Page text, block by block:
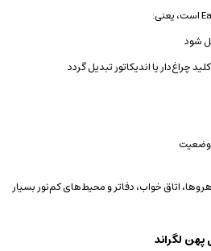
شود
اتاق خواب، دفاتر و محیط‌های کم‌نور بسیار
لگراند